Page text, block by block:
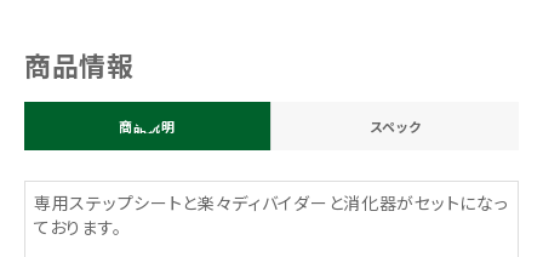
商品情報
商品説明 スペック
専用ステップシートと楽々ディバイダーと消化器がセットになっ
ております。